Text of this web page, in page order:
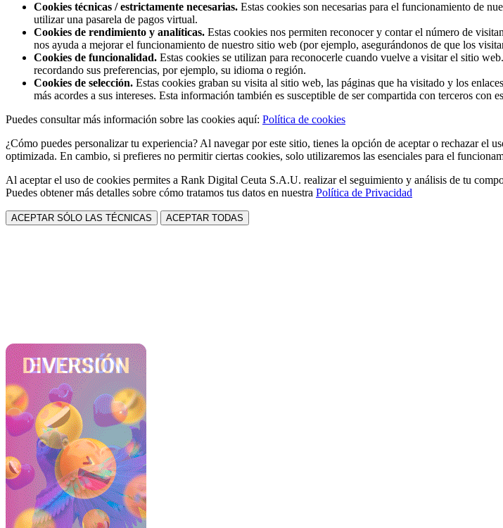
Cookies técnicas / estrictamente necesarias. Estas cookies son necesarias para el funcionamiento de
utilizar una pasarela de pagos virtual.
Cookies de rendimiento y analíticas. Estas cookies nos permiten reconocer y contar el número de
nos ayuda a mejorar el funcionamiento de nuestro sitio web (por ejemplo, asegurándonos de que los
Cookies de funcionalidad. Estas cookies se utilizan para reconocerle cuando vuelve a visitar el sitio
recordando sus preferencias, por ejemplo, su idioma o región.
Cookies de selección. Estas cookies graban su visita al sitio web, las páginas que ha visitado y los
más acordes a sus intereses. Esta información también es susceptible de ser compartida con terceros con
Puedes consultar más información sobre las cookies aquí: Política de cookies
¿Cómo puedes personalizar tu experiencia? Al navegar por este sitio, tienes la opción de aceptar o rechazar el
optimizada. En cambio, si prefieres no permitir ciertas cookies, solo utilizaremos las esenciales para el
Al aceptar el uso de cookies permites a Rank Digital Ceuta S.A.U. realizar el seguimiento y análisis de tu
Puedes obtener más detalles sobre cómo tratamos tus datos en nuestra Política de Privacidad
ACEPTAR SÓLO LAS TÉCNICAS ACEPTAR TODAS